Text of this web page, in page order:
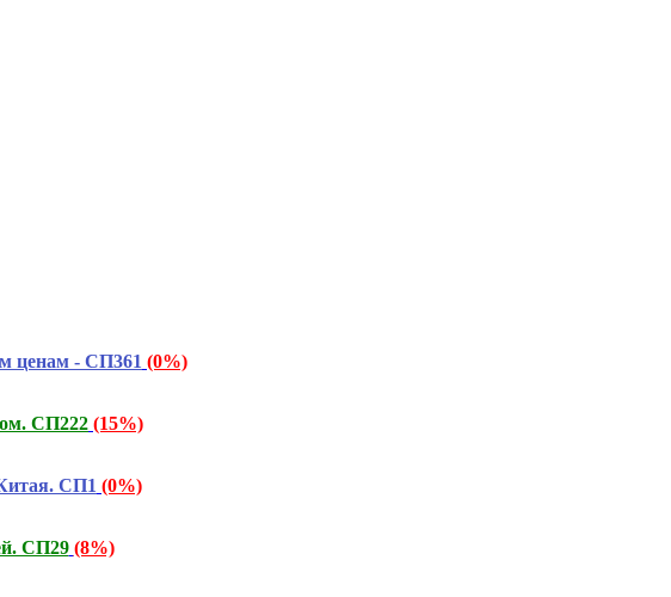
ценам - СП361 (0%)
СП222 (15%)
СП1 (0%)
СП29 (8%)